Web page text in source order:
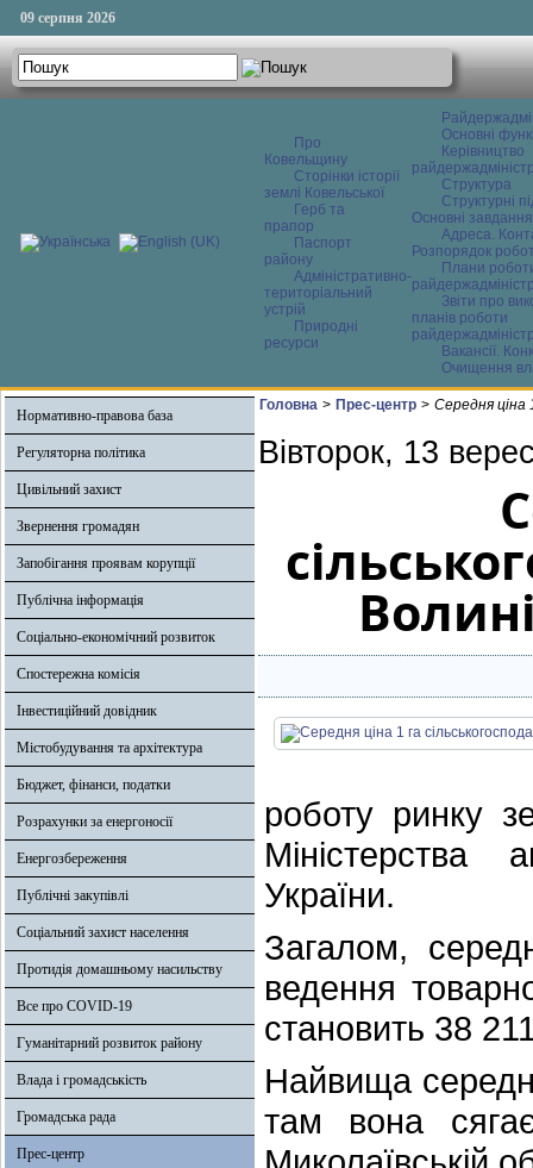
09 серпня 2026
Про
Ковельщину
Сторінки історії
землі Ковельської
Герб та
прапор
Паспорт
району
Адміністративно-
територіальний
устрій
Природні
ресурси
Основні
Керівництво
Структура
Структурні
Основні завдання
Адреса.
Розпорядок
Плани
Звіти про
планів роботи
Вакансії.
Очищення
Нормативно-правова база
Регуляторна політика
Цивільний захист
Звернення громадян
Запобігання проявам корупції
Публічна інформація
Соціально-економічний розвиток
Спостережна комісія
Інвестиційний довідник
Містобудування та архітектура
Бюджет, фінанси, податки
Розрахунки за енергоносії
Енергозбереження
Публічні закупівлі
Соціальний захист населення
Протидія домашньому насильству
Все про COVID-19
Гуманітарний розвиток району
Влада і громадськість
Громадська рада
Прес-центр
Головна > Прес-центр > Середня ціна
Вівторок, 13
роботу ринку
Міністерства
України.
Загалом,
ведення
становить 38
Найвища
там вона